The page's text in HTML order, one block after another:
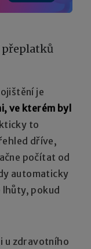
přeplatků
je
ve kterém byl
to
dříve,
počítat od
automaticky
lhůty, pokud
u zdravotního